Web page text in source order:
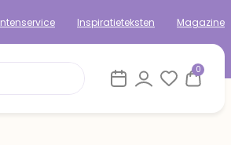
Inspiratieteksten Magazine
0